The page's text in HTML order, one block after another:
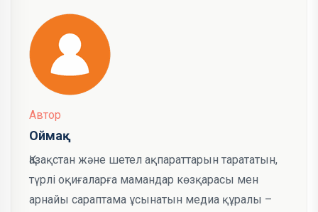
Автор
Оймақ
Қазақстан және шетел ақпараттарын тарататын,
түрлі оқиғаларға мамандар көзқарасы мен
арнайы сараптама ұсынатын медиа құралы –